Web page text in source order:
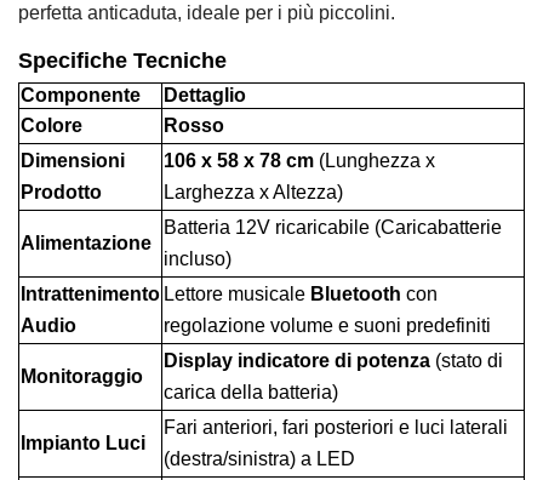
perfetta anticaduta, ideale per i più piccolini.
Specifiche Tecniche
Componente
Dettaglio
Colore
Rosso
Dimensioni
Prodotto
106 x 58 x 78 cm (Lunghezza x
Larghezza x Altezza)
Alimentazione
Batteria 12V ricaricabile (Caricabatterie
incluso)
Intrattenimento
Audio
Lettore musicale Bluetooth con
regolazione volume e suoni predefiniti
Monitoraggio
Display indicatore di potenza (stato di
carica della batteria)
Impianto Luci
Fari anteriori, fari posteriori e luci laterali
(destra/sinistra) a LED